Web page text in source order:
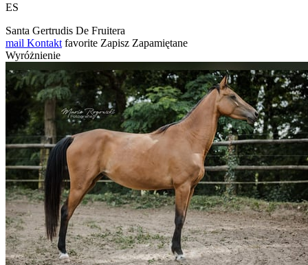
ES
Santa Gertrudis De Fruitera
mail Kontakt favorite Zapisz Zapamiętane
Wyróżnienie